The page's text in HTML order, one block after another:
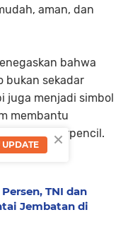
aman, dan
bahwa
bukan sekadar
juga menjadi simbol
membantu
wilayah terpencil.
TNI dan
Jembatan di
×
UPDATE